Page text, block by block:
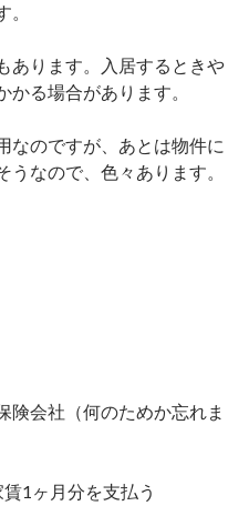
あります。入居するときや
る場合があります。
なのですが、あとは物件に
なので、色々あります。
険会社（何のためか忘れま
1ヶ月分を支払う